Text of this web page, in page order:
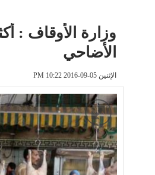
الأضاحي
الإثنين 05-09-2016 PM 10:22